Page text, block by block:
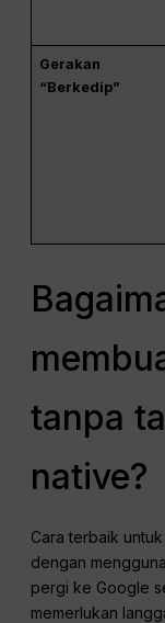
Gerakan
“Berkedip”
tanpa
native?
Cara terbaik
dengan
pergi ke Google
memerlukan